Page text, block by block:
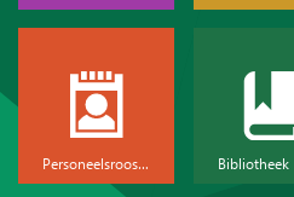
Personeelsrooster Bibliotheek